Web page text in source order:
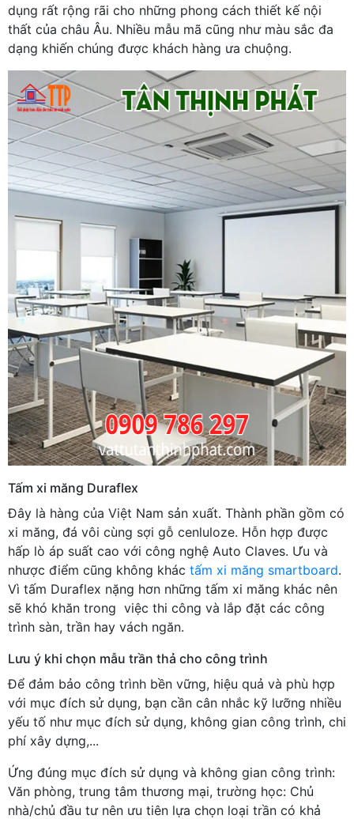
dụng rất rộng rãi cho những phong cách thiết kế nội
thất của châu Âu. Nhiều mẫu mã cũng như màu sắc đa
dạng khiến chúng được khách hàng ưa chuộng.
Tấm xi măng Duraflex
Đây là hàng của Việt Nam sản xuất. Thành phần gồm có
xi măng, đá vôi cùng sợi gỗ cenluloze. Hỗn hợp được
hấp lò áp suất cao với công nghệ Auto Claves. Ưu và
nhược điểm cũng không khác tấm xi măng smartboard.
Vì tấm Duraflex nặng hơn những tấm xi măng khác nên
sẽ khó khăn trong việc thi công và lắp đặt các công
trình sàn, trần hay vách ngăn.
Lưu ý khi chọn mẫu trần thả cho công trình
Để đảm bảo công trình bền vững, hiệu quả và phù hợp
với mục đích sử dụng, bạn cần cân nhắc kỹ lưỡng nhiều
yếu tố như mục đích sử dụng, không gian công trình, chi
phí xây dựng,...
Ứng đúng mục đích sử dụng và không gian công trình:
Văn phòng, trung tâm thương mại, trường học: Chủ
nhà/chủ đầu tư nên ưu tiên lựa chọn loại trần có khả